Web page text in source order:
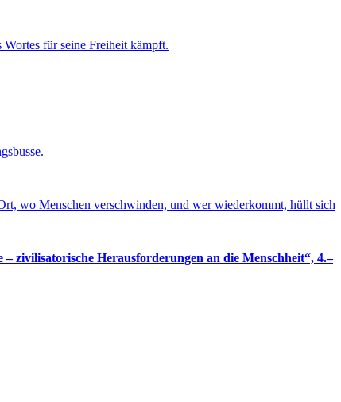
für seine Freiheit kämpft.
wo Menschen verschwinden, und wer wiederkommt, hüllt sich
zivilisatorische Herausforderungen an die Menschheit“, 4.–